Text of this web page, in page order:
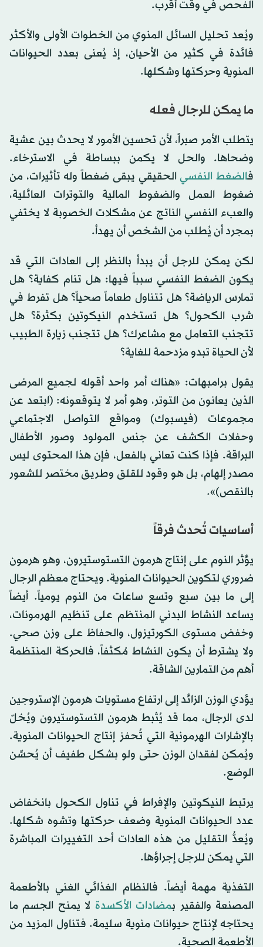
الفحص في وقت أقرب.
ويُعد تحليل السائل المنوي من الخطوات الأولى والأكثر
فائدة في كثير من الأحيان، إذ يُعنى بعدد الحيوانات
المنوية وحركتها وشكلها.
ما يمكن للرجال فعله
يتطلب الأمر صبراً، لأن تحسين الأمور لا يحدث بين عشية
وضحاها. والحل لا يكمن ببساطة في الاسترخاء.
فالضغط النفسيالحقيقي يبقى ضغطاً وله تأثيرات، من
ضغوط العمل والضغوط المالية والتوترات العائلية،
والعبء النفسي الناتج عن مشكلات الخصوبة لا يختفي
بمجرد أن يُطلب من الشخص أن يهدأ.
لكن يمكن للرجل أن يبدأ بالنظر إلى العادات التي قد
يكون الضغط النفسي سبباً فيها: هل تنام كفاية؟ هل
تمارس الرياضة؟ هل تتناول طعاماً صحياً؟ هل تفرط في
شرب الكحول؟ هل تستخدم النيكوتين بكثرة؟ هل
تتجنب التعامل مع مشاعرك؟ هل تتجنب زيارة الطبيب
لأن الحياة تبدو مزدحمة للغاية؟
يقول برامبهات: «هناك أمر واحد أقوله لجميع المرضى
الذين يعانون من التوتر، وهو أمر لا يتوقعونه: (ابتعد عن
مجموعات (فيسبوك) ومواقع التواصل الاجتماعي
وحفلات الكشف عن جنس المولود وصور الأطفال
البراقة. فإذا كنت تعاني بالفعل، فإن هذا المحتوى ليس
مصدر إلهام، بل هو وقود للقلق وطريق مختصر للشعور
بالنقص)».
أساسيات تُحدث فرقاً
يؤثر النوم على إنتاج هرمون التستوستيرون، وهو هرمون
ضروري لتكوين الحيوانات المنوية. ويحتاج معظم الرجال
إلى ما بين سبع وتسع ساعات من النوم يومياً. أيضاً
يساعد النشاط البدني المنتظم على تنظيم الهرمونات،
وخفض مستوى الكورتيزول، والحفاظ على وزن صحي.
ولا يشترط أن يكون النشاط مُكثفاً، فالحركة المنتظمة
أهم من التمارين الشاقة.
يؤدي الوزن الزائد إلى ارتفاع مستويات هرمون الإستروجين
لدى الرجال، مما قد يُثبط هرمون التستوستيرون ويُخلّ
بالإشارات الهرمونية التي تُحفز إنتاج الحيوانات المنوية.
ويُمكن لفقدان الوزن حتى ولو بشكل طفيف أن يُحسِّن
الوضع.
يرتبط النيكوتين والإفراط في تناول الكحول بانخفاض
عدد الحيوانات المنوية وضعف حركتها وتشوه شكلها.
ويُعدُّ التقليل من هذه العادات أحد التغييرات المباشرة
التي يمكن للرجل إجراؤها.
التغذية مهمة أيضاً. فالنظام الغذائي الغني بالأطعمة
المصنعة والفقير بمضادات الأكسدة لا يمنح الجسم ما
يحتاجه لإنتاج حيوانات منوية سليمة. فتناول المزيد من
الأطعمة الصحية.